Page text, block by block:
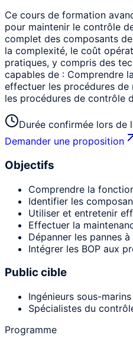
Ce cours de formation
pour maintenir le contrôle
complet des composants
la complexité, le coût
pratiques, y compris des
capables de : Comprendre
effectuer les procédures
les procédures de contrôle
Durée confirmée lors de
Demander une proposition
Objectifs
Comprendre la
Identifier les
Utiliser et entretenir
Effectuer la
Dépanner les pannes
Intégrer les BOP aux
Public cible
Ingénieurs sous-
Spécialistes du
Programme